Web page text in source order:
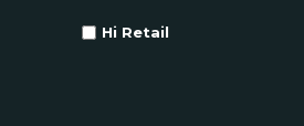
Hi Retail